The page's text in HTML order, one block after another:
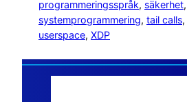
programmeringsspråk, säkerhet,
systemprogrammering, tail calls,
userspace, XDP